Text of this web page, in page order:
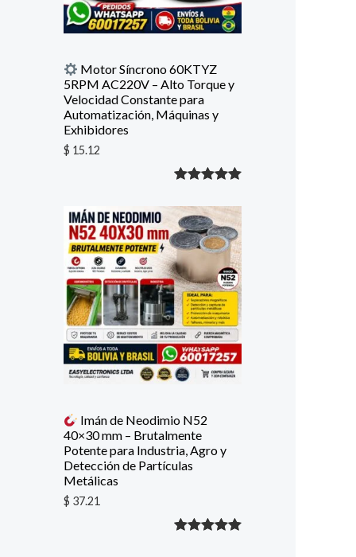
Motor Síncrono 60KTYZ
5RPM AC220V – Alto Torque y
Velocidad Constante para
Automatización, Máquinas y
Exhibidores
$ 15.12
con5.00 de
5 en base
avaloración
de un
cliente
Imán de Neodimio N52
40×30 mm – Brutalmente
Potente para Industria, Agro y
Detección de Partículas
Metálicas
$ 37.21